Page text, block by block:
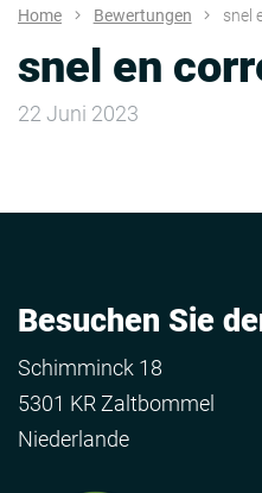
Home Bewertungen snel
snel en
22 Juni 2023
Besuchen Sie
Schimminck 18
5301 KR Zaltbommel
Niederlande